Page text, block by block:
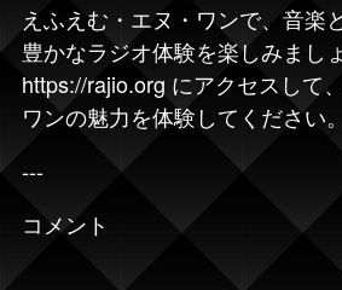
えふえむ・エヌ・ワンで、音楽
豊かなラジオ体験を楽しみまし
https://rajio.org にアクセスして
ワンの魅力を体験してください。
---
コメント